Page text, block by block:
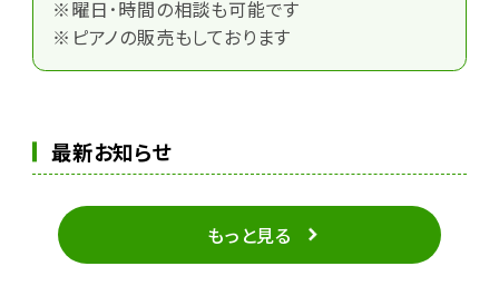
※曜日･時間の相談も可能です
※ピアノの販売もしております
最新お知らせ
もっと見る